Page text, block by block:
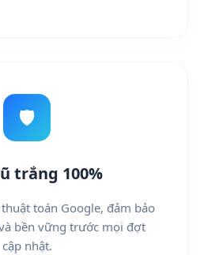
🛡️
trắng 100%
toán Google, đảm bảo
bền vững trước mọi đợt
cập nhật.